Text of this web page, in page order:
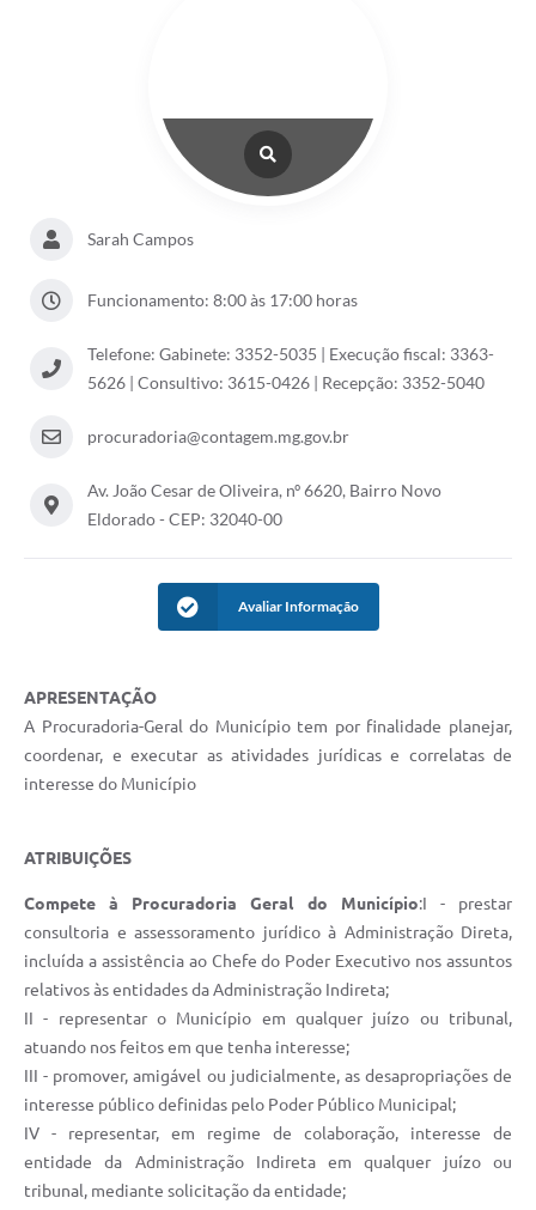
Sarah Campos
Funcionamento: 8:00 às 17:00 horas
Telefone: Gabinete: 3352-5035 | Execução fiscal: 3363-
5626 | Consultivo: 3615-0426 | Recepção: 3352-5040
procuradoria@contagem.mg.gov.br
Av. João Cesar de Oliveira, nº 6620, Bairro Novo
Eldorado - CEP: 32040-00
Avaliar Informação
APRESENTAÇÃO
A Procuradoria-Geral do Município tem por finalidade planejar,
coordenar, e executar as atividades jurídicas e correlatas de
interesse do Município
ATRIBUIÇÕES
Compete à Procuradoria Geral do Município:I - prestar
consultoria e assessoramento jurídico à Administração Direta,
incluída a assistência ao Chefe do Poder Executivo nos assuntos
relativos às entidades da Administração Indireta;
II - representar o Município em qualquer juízo ou tribunal,
atuando nos feitos em que tenha interesse;
III - promover, amigável ou judicialmente, as desapropriações de
interesse público definidas pelo Poder Público Municipal;
IV - representar, em regime de colaboração, interesse de
entidade da Administração Indireta em qualquer juízo ou
tribunal, mediante solicitação da entidade;